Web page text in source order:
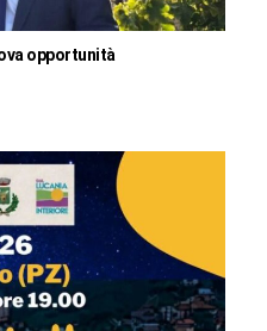
opportunità